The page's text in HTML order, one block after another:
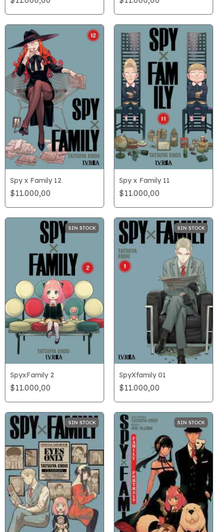
Spy x Family 12
$11.000,00
Spy x Family 11
$11.000,00
SIN STOCK
SpyxFamily 2
$11.000,00
SIN STOCK
SpyXfamily 01
$11.000,00
SIN STOCK SIN STOCK